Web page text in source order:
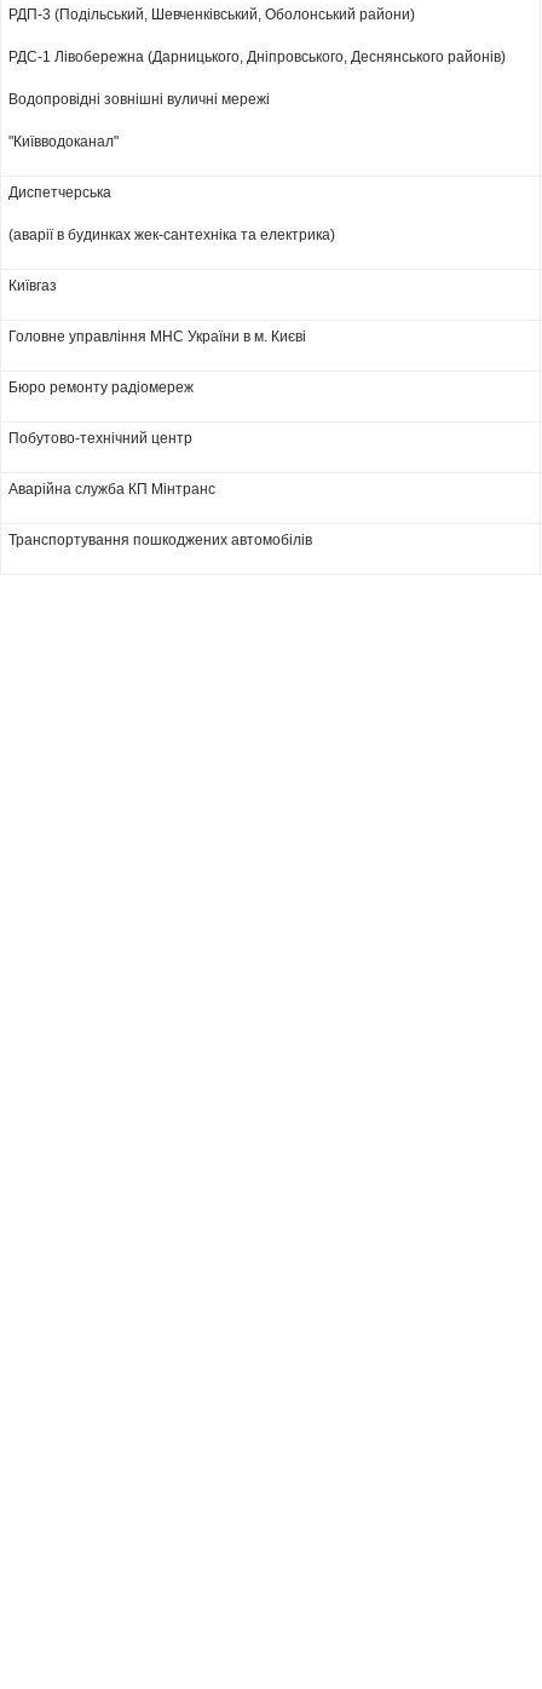
РДП-3 (Подільський, Шевченківський, Оболонський райони)
РДС-1 Лівобережна (Дарницького, Дніпровського, Деснянського районів)
Водопровідні зовнішні вуличні мережі
"Київводоканал"
Диспетчерська
(аварії в будинках жек-сантехніка та електрика)
Київгаз
Головне управління МНС України в м. Києві
Бюро ремонту радіомереж
Побутово-технічний центр
Аварійна служба КП Мінтранс
Транспортування пошкоджених автомобілів